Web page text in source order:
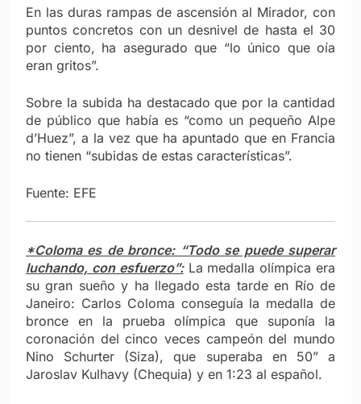
En las duras rampas de ascensión al Mirador, con
puntos concretos con un desnivel de hasta el 30
por ciento, ha asegurado que “lo único que oía
eran gritos”.
Sobre la subida ha destacado que por la cantidad
de público que había es “como un pequeño Alpe
d’Huez”, a la vez que ha apuntado que en Francia
no tienen “subidas de estas características”.
Fuente: EFE
*Coloma es de bronce: “Todo se puede superar
luchando, con esfuerzo”:La medalla olímpica era
su gran sueño y ha llegado esta tarde en Río de
Janeiro: Carlos Coloma conseguía la medalla de
bronce en la prueba olímpica que suponía la
coronación del cinco veces campeón del mundo
Nino Schurter (Siza), que superaba en 50” a
Jaroslav Kulhavy (Chequia) y en 1:23 al español.